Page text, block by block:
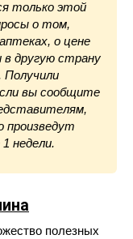
только этой
о том,
о цене
другую страну
Получили
вы сообщите
произведут
недели.
полезных